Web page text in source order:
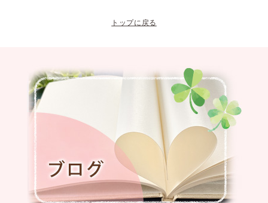
トップに戻る